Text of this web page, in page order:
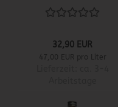
32,90 EUR
47,00 EUR pro Liter